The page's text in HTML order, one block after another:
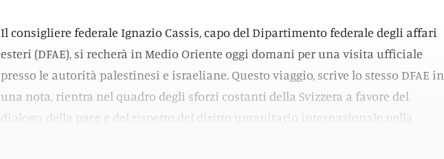
Il consigliere federale Ignazio Cassis, capo del Dipartimento federale degli affari
esteri (DFAE), si recherà in Medio Oriente oggi domani per una visita ufficiale
presso le autorità palestinesi e israeliane. Questo viaggio, scrive lo stesso DFAE in
una nota, rientra nel quadro degli sforzi costanti della Svizzera a favore del
dialogo, della pace e del rispetto del diritto umanitario internazionale nella